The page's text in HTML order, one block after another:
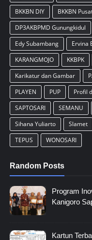
BKKBN DIY
BKKBN
DP3AKBPMD Gunungkidul
Edy Subambang
Ervina
KARANGMOJO
KKBPK
Karikatur dan Gambar
PLAYEN
PUP Profil
SAPTOSARI
SEMANU
Sihana Yuliarto
Slamet
TEPUS
WONOSARI
Random Posts
Program
Kanigoro
Kartun